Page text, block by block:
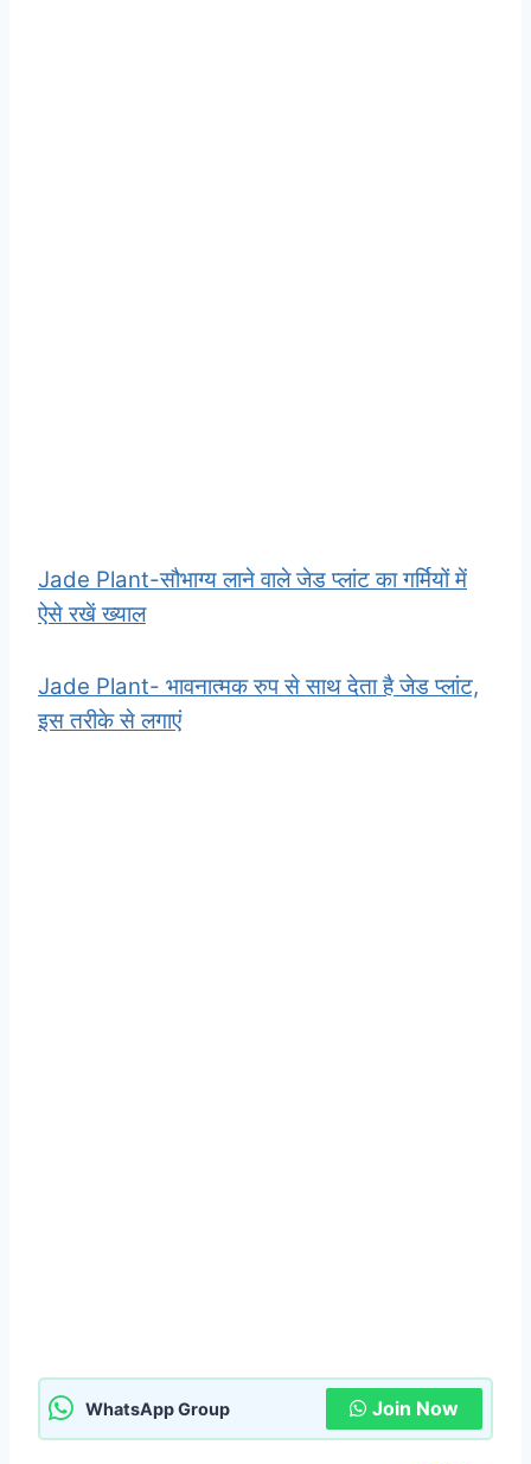
Jade Plant-सौभाग्य लाने वाले जेड प्लांट का गर्मियों में
ऐसे रखें ख्याल
Jade Plant- भावनात्मक रुप से साथ देता है जेड प्लांट,
इस तरीके से लगाएं
WhatsApp Group Join Now